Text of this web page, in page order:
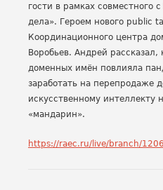
гости в рамках совместного
дела». Героем нового public
Координационного центра
Воробьев. Андрей
доменных имён повлияла
заработать на перепродаже
искусственному интеллекту
«мандарин».
https://raec.ru/live/branch/